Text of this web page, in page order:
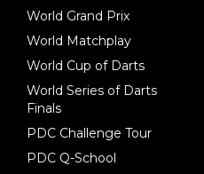
World Grand Prix
World Matchplay
World Cup of Darts
World Series of Darts
Finals
PDC Challenge Tour
PDC Q-School